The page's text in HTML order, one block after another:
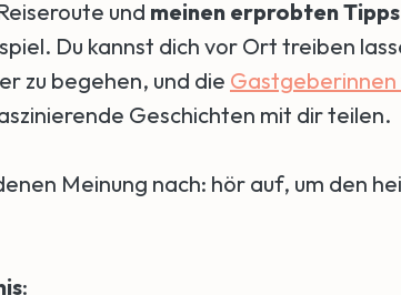
und meinen erprobten Tipps
Du kannst dich vor Ort treiben
zu begehen, und die
Geschichten mit dir teilen.
Meinung nach: hör auf, um den
: